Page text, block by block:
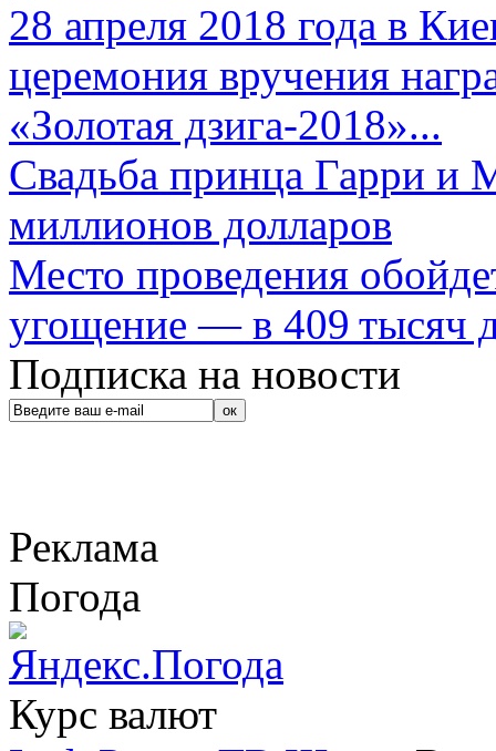
28 апреля 2018 года в
церемония вручения
«Золотая дзига-2018»...
Свадьба принца Гарри и
миллионов долларов
Место проведения
угощение — в 409 тысяч
Подписка на новости
Реклама
Погода
Курс валют